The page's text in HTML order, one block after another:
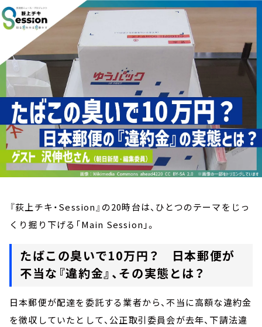
お知らせ
イベント・グッズ
YouTube
『荻上チキ・Session』の20時台は、ひとつのテーマをじっ
くり掘り下げる「Main Session」。
たばこの臭いで10万円？ 日本郵便が
不当な『違約金』、その実態とは？
日本郵便が配達を委託する業者から、不当に高額な違約金
を徴収していたとして、公正取引委員会が去年、下請法違